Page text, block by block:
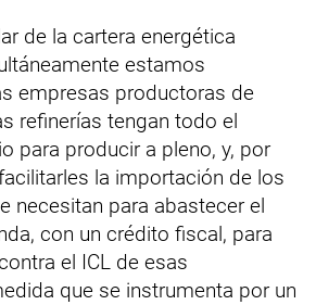
de la cartera energética
estamos
empresas productoras de
refinerías tengan todo el
para producir a pleno, y, por
la importación de los
necesitan para abastecer el
con un crédito fiscal, para
el ICL de esas
que se instrumenta por un